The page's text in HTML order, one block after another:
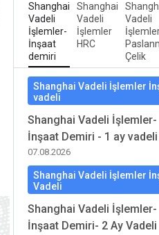
Shanghai
Vadeli
İşlemler-
İnşaat
demiri
Shanghai
Vadeli
İşlemler
HRC
Vadeli
Çelik
Shanghai Vadeli İşlemler
vadeli
Shanghai Vadeli İşlemler-
İnşaat Demiri - 1 ay vadeli
07.08.2026
Shanghai Vadeli İşlemler
Vadeli
Shanghai Vadeli İşlemler-
İnşaat Demiri- 2 Ay Vadeli